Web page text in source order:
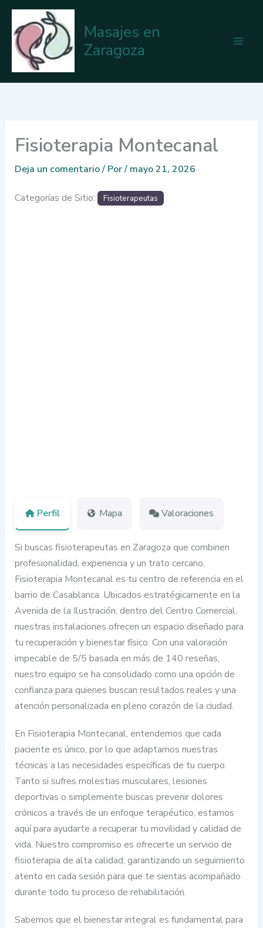
contenido
Masajes en
Zaragoza
Fisioterapia Montecanal
Deja un comentario/ Por/ mayo 21, 2026
Categorías de Sitio: Fisioterapeutas
Perfil Mapa Valoraciones
Si buscas fisioterapeutas en Zaragoza que combinen
profesionalidad, experiencia y un trato cercano,
Fisioterapia Montecanal es tu centro de referencia en el
barrio de Casablanca. Ubicados estratégicamente en la
Avenida de la Ilustración, dentro del Centro Comercial,
nuestras instalaciones ofrecen un espacio diseñado para
tu recuperación y bienestar físico. Con una valoración
impecable de 5/5 basada en más de 140 reseñas,
nuestro equipo se ha consolidado como una opción de
confianza para quienes buscan resultados reales y una
atención personalizada en pleno corazón de la ciudad.
En Fisioterapia Montecanal, entendemos que cada
paciente es único, por lo que adaptamos nuestras
técnicas a las necesidades específicas de tu cuerpo.
Tanto si sufres molestias musculares, lesiones
deportivas o simplemente buscas prevenir dolores
crónicos a través de un enfoque terapéutico, estamos
aquí para ayudarte a recuperar tu movilidad y calidad de
vida. Nuestro compromiso es ofrecerte un servicio de
fisioterapia de alta calidad, garantizando un seguimiento
atento en cada sesión para que te sientas acompañado
durante todo tu proceso de rehabilitación.
Sabemos que el bienestar integral es fundamental para